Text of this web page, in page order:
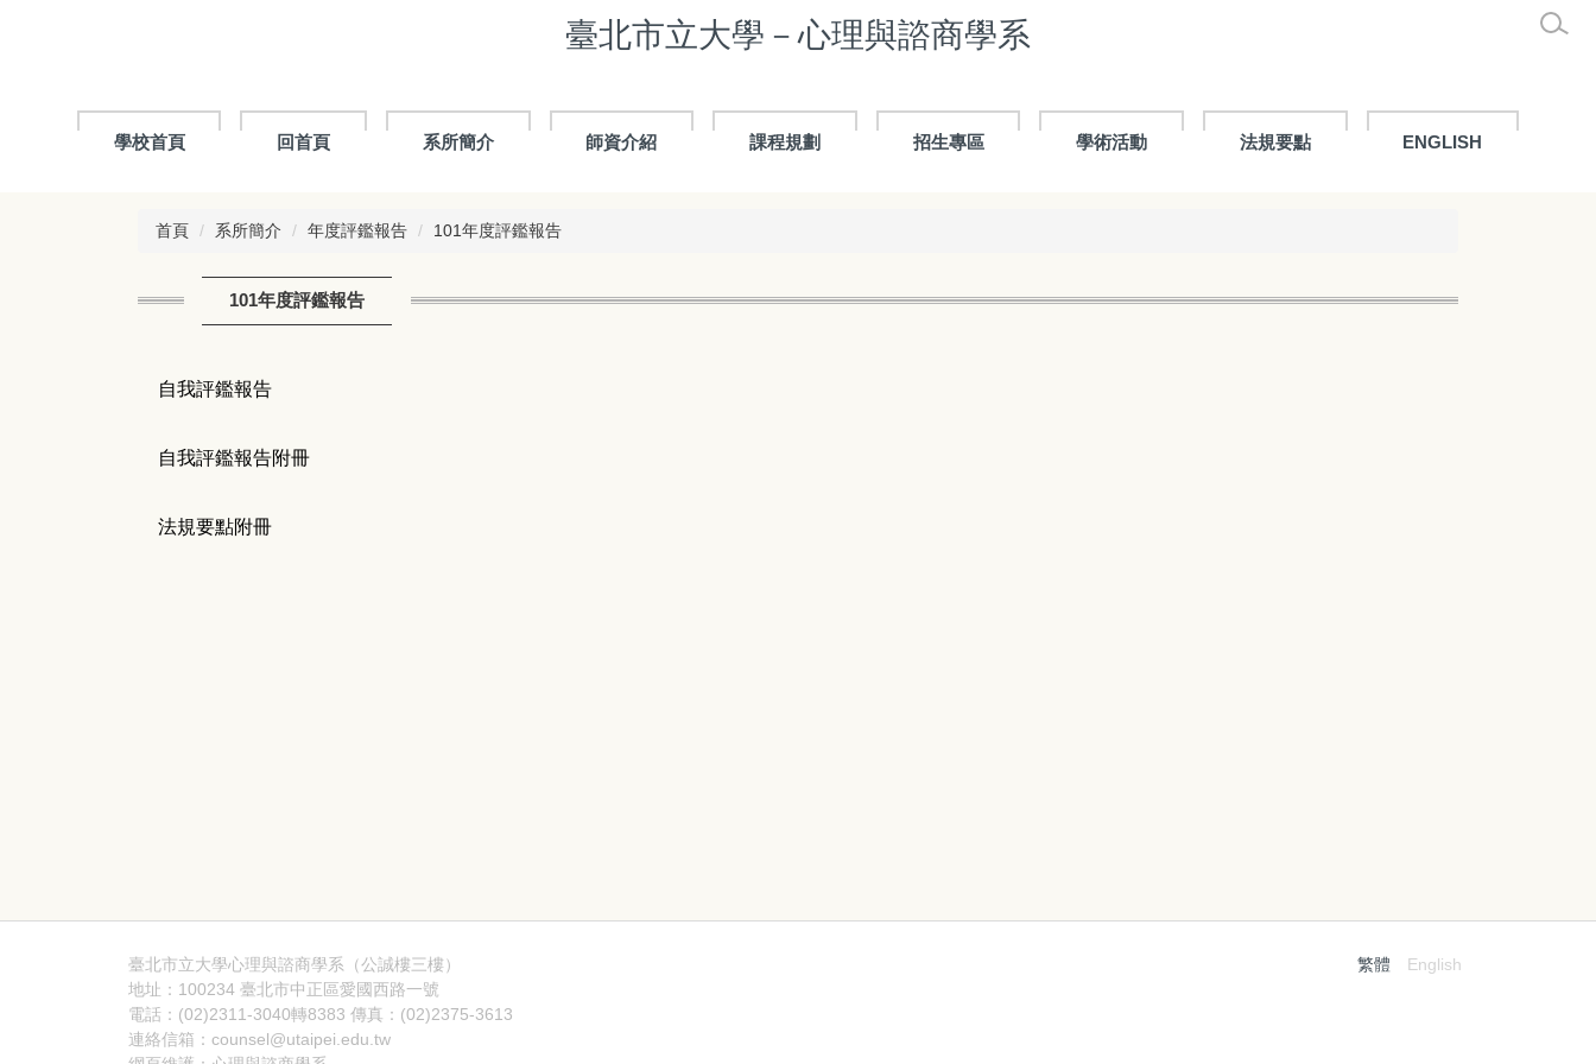
臺北市立大學－心理與諮商學系
學校首頁 回首頁 系所簡介 師資介紹 課程規劃 招生專區 學術活動 法規要點 ENGLISH
首頁 系所簡介 年度評鑑報告 101年度評鑑報告
101年度評鑑報告
自我評鑑報告
自我評鑑報告附冊
法規要點附冊
繁體 English
臺北市立大學心理與諮商學系（公誠樓三樓）
地址：100234 臺北市中正區愛國西路一號
電話：(02)2311-3040轉8383 傳真：(02)2375-3613
連絡信箱：counsel@utaipei.edu.tw